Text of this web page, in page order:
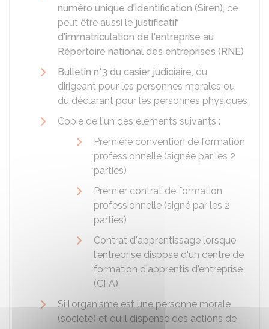
numéro unique d'identification (Siren), ce
peut être aussi le justificatif
d'immatriculation de l'entreprise au
Répertoire national des entreprises (RNE)
Bulletin n°3 du casier judiciaire, du
dirigeant pour les personnes morales ou
du déclarant pour les personnes physiques
Copie de l'un des éléments suivants :
Première convention de formation
professionnelle (signée par les 2
parties)
Premier contrat de formation
professionnelle (signé par les 2
parties)
Contrat d'apprentissage lorsque
l'entreprise dispose d'un centre de
formation d'apprentis d'entreprise
(CFA)
Si l'organisme est une personne morale
(société) et qu'il dispense des actions de